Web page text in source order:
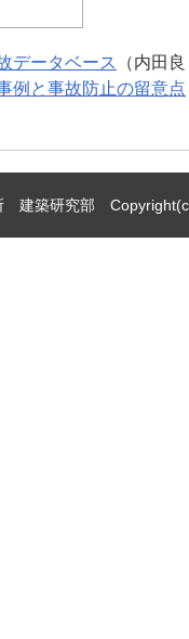
データベース
（内田
例と事故防止の留意点
建築研究部